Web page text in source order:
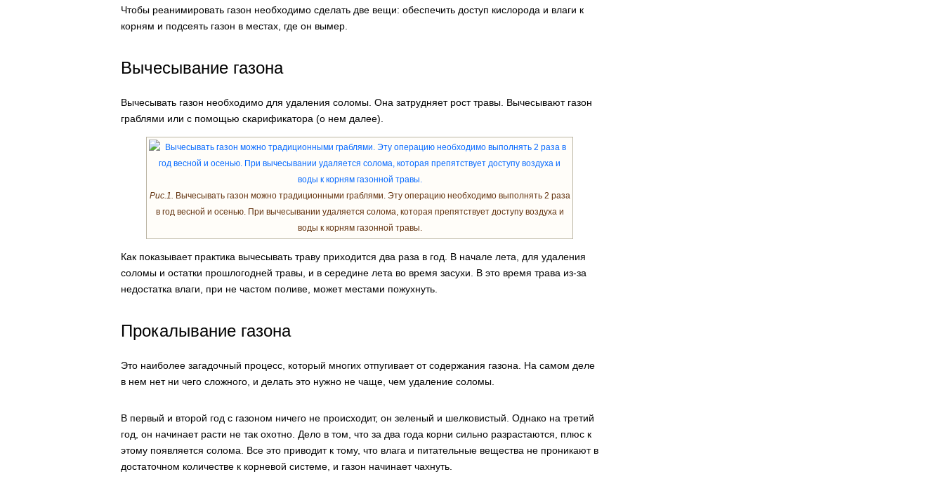
Чтобы реанимировать газон необходимо сделать две вещи: обеспечить доступ кислорода и влаги к
корням и подсеять газон в местах, где он вымер.
Вычесывание газона
Вычесывать газон необходимо для удаления соломы. Она затрудняет рост травы. Вычесывают газон
граблями или с помощью скарификатора (о нем далее).
Рис.1. Вычесывать газон можно традиционными граблями. Эту операцию необходимо выполнять 2 раза
в год весной и осенью. При вычесывании удаляется солома, которая препятствует доступу воздуха и
воды к корням газонной травы.
Как показывает практика вычесывать траву приходится два раза в год. В начале лета, для удаления
соломы и остатки прошлогодней травы, и в середине лета во время засухи. В это время трава из-за
недостатка влаги, при не частом поливе, может местами пожухнуть.
Прокалывание газона
Это наиболее загадочный процесс, который многих отпугивает от содержания газона. На самом деле
в нем нет ни чего сложного, и делать это нужно не чаще, чем удаление соломы.
В первый и второй год с газоном ничего не происходит, он зеленый и шелковистый. Однако на третий
год, он начинает расти не так охотно. Дело в том, что за два года корни сильно разрастаются, плюс к
этому появляется солома. Все это приводит к тому, что влага и питательные вещества не проникают в
достаточном количестве к корневой системе, и газон начинает чахнуть.